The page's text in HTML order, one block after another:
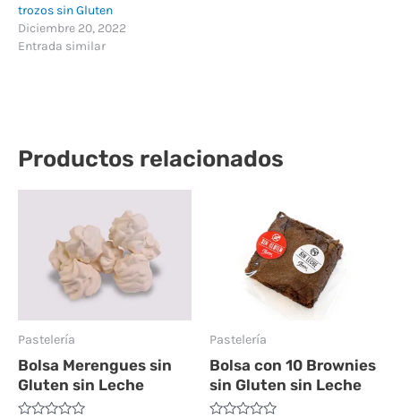
trozos sin Gluten
Diciembre 20, 2022
Entrada similar
Productos relacionados
Pastelería
Bolsa Merengues sin
Gluten sin Leche
Pastelería
Bolsa con 10 Brownies
sin Gluten sin Leche